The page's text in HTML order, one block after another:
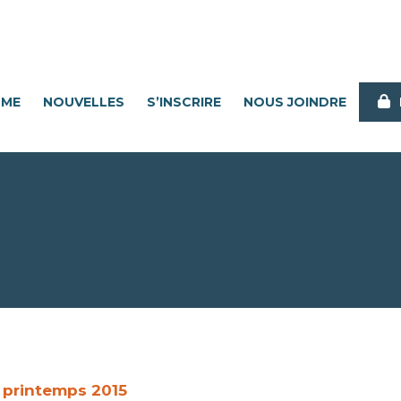
NOUVELLES S’INSCRIRE NOUS JOINDRE
2015